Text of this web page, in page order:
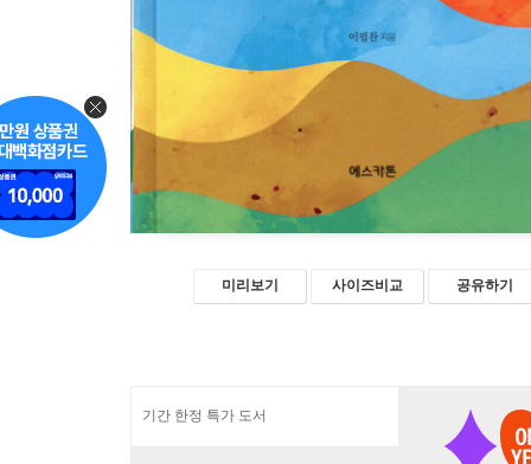
미리보기 사이즈비교 공유하기
기간 한정 특가 도서